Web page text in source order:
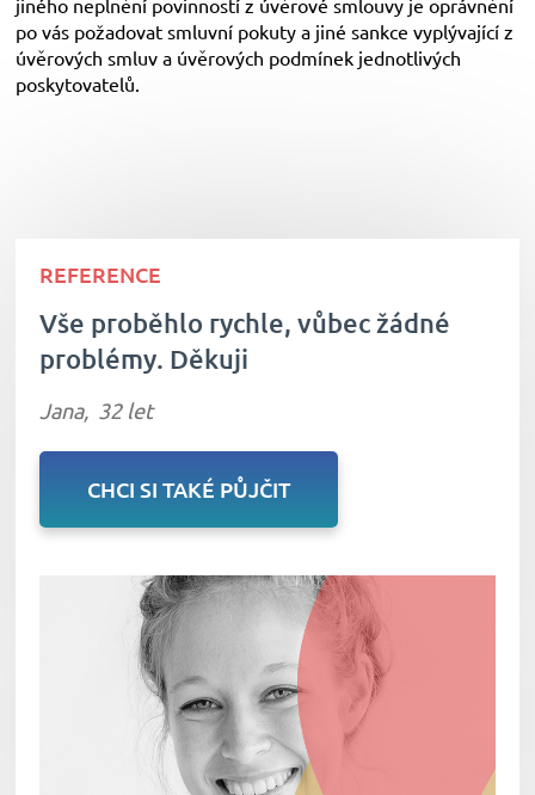
po vás požadovat smluvní pokuty a jiné sankce vyplývající z
úvěrových smluv a úvěrových podmínek jednotlivých
poskytovatelů.
REFERENCE
Vše proběhlo rychle, vůbec žádné
problémy. Děkuji
Jana, 32 let
CHCI SI TAKÉ PŮJČIT